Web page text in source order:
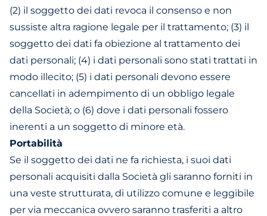
(2) il soggetto dei dati revoca il consenso e non
sussiste altra ragione legale per il trattamento; (3) il
soggetto dei dati fa obiezione al trattamento dei
dati personali; (4) i dati personali sono stati trattati in
modo illecito; (5) i dati personali devono essere
cancellati in adempimento di un obbligo legale
della Società; o (6) dove i dati personali fossero
inerenti a un soggetto di minore età.
Portabilità
Se il soggetto dei dati ne fa richiesta, i suoi dati
personali acquisiti dalla Società gli saranno forniti in
una veste strutturata, di utilizzo comune e leggibile
per via meccanica ovvero saranno trasferiti a altro